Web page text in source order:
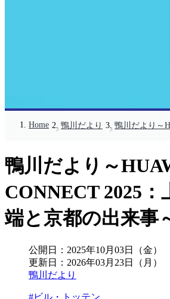
Home 鴨川だより 鴨川だより～
鴨川だより～
CONNECT 2025：
端と京都の出来事
公開日： 2025年10月03日（金）
更新日： 2026年03月23日（月）
鴨川だより